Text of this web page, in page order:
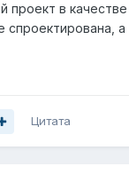
проект в
Цитата